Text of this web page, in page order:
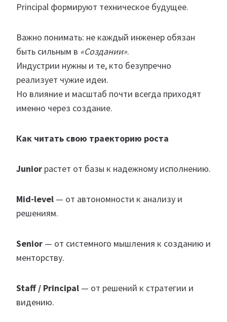
Principal формируют техническое будущее.
Важно понимать: не каждый инженер обязан
быть сильным в «Создании».
Индустрии нужны и те, кто безупречно
реализует чужие идеи.
Но влияние и масштаб почти всегда приходят
именно через создание.
Как читать свою траекторию роста
Junior растет от базы к надежному исполнению.
Mid-level — от автономности к анализу и
решениям.
Senior — от системного мышления к созданию и
менторству.
Staff / Principal — от решений к стратегии и
видению.